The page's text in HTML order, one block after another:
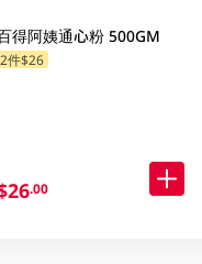
得阿姨通心粉 500GM
2件$26
.00